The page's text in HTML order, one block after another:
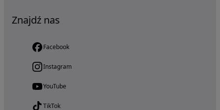
Znajdź nas
Facebook
Instagram
YouTube
TikTok